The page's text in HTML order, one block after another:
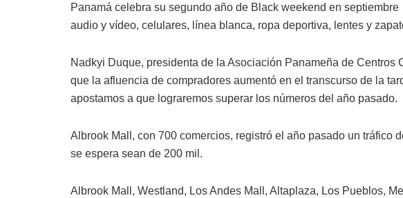
Panamá celebra su segundo año de Black weekend en
audio y vídeo, celulares, línea blanca, ropa deportiva, lentes y
Nadkyi Duque, presidenta de la Asociación Panameña de Centros
que la afluencia de compradores aumentó en el transcurso de la
apostamos a que lograremos superar los números del año pasado.
Albrook Mall, con 700 comercios, registró el año pasado un tráfico
se espera sean de 200 mil.
Albrook Mall, Westland, Los Andes Mall, Altaplaza, Los Pueblos,